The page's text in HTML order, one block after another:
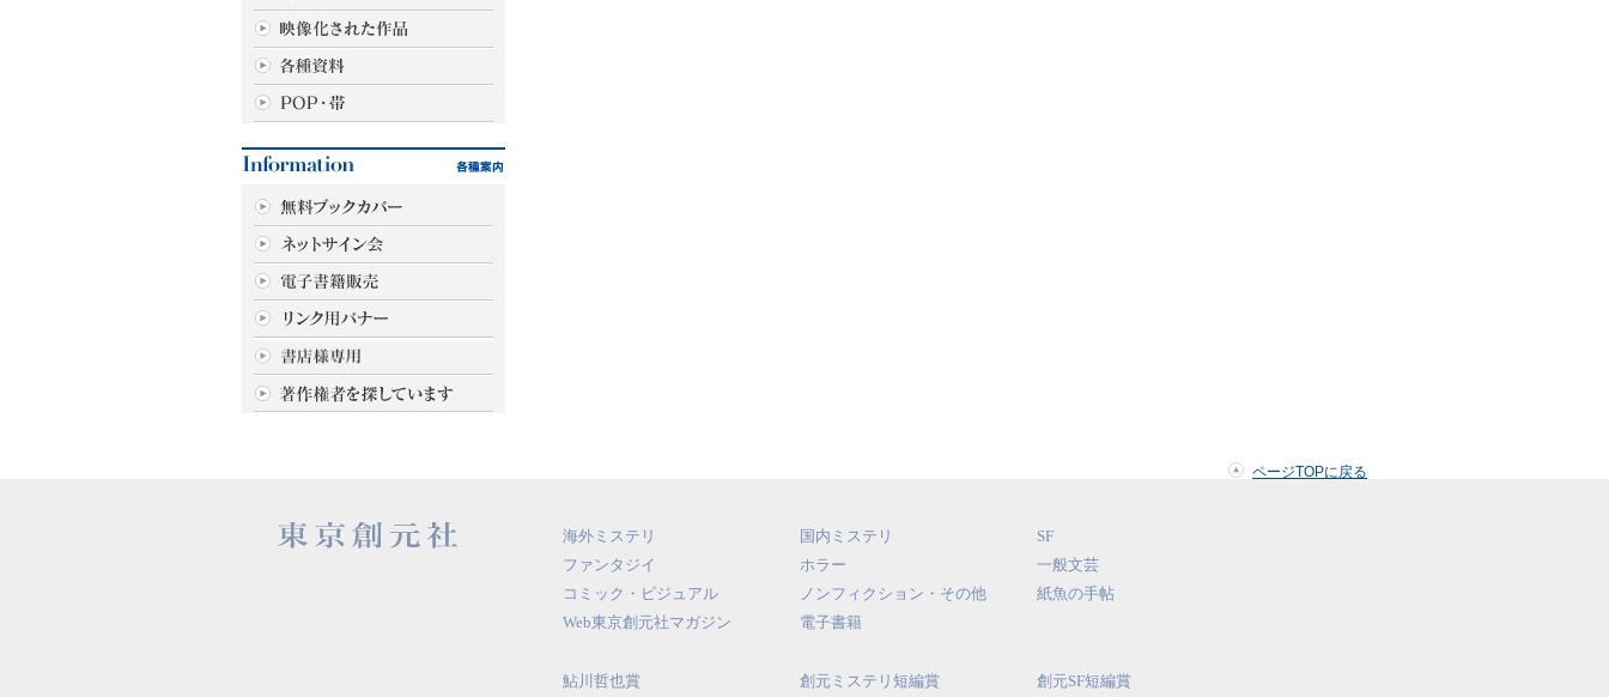
ページTOPに戻る
海外ミステリ 国内ミステリ
SF
ファンタジイ
ホラー
一般文芸
コミック・ビジュアル
ノンフィクション・その他
紙魚の手帖
Web東京創元社マガジン
電子書籍
鮎川哲也賞 創元ミステリ短編賞 創元SF短編賞